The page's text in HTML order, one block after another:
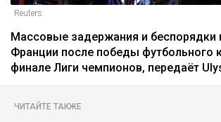
Reuters
Массовые задержания и беспорядки
Франции после победы футбольного
финале Лиги чемпионов, передаёт
ЧИТАЙТЕ ТАКЖЕ